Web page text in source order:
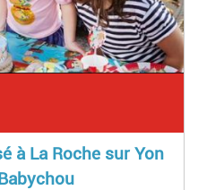
à La Roche sur Yon